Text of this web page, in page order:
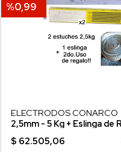
%0,99
ELECTRODOS CONARCO
2,5mm - 5 Kg + Eslinga de
6013 - Punta Azul
$ 62.505,06